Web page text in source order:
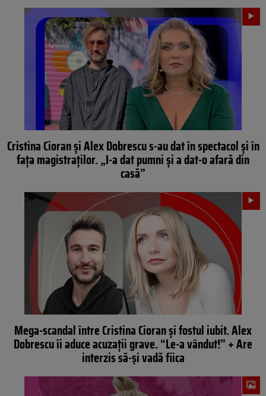
Cristina Cioran și Alex Dobrescu s-au dat în spectacol și în
fața magistraților. „I-a dat pumni şi a dat-o afară din
casă”
Mega-scandal între Cristina Cioran și fostul iubit. Alex
Dobrescu îi aduce acuzații grave. “Le-a vândut!” + Are
interzis să-și vadă fiica